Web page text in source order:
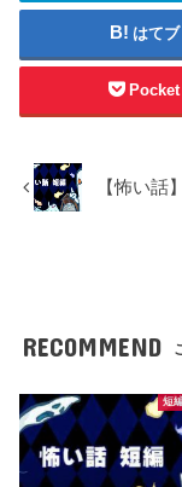
はてブ
Pocket
【怖い話
RECOMMEND
短